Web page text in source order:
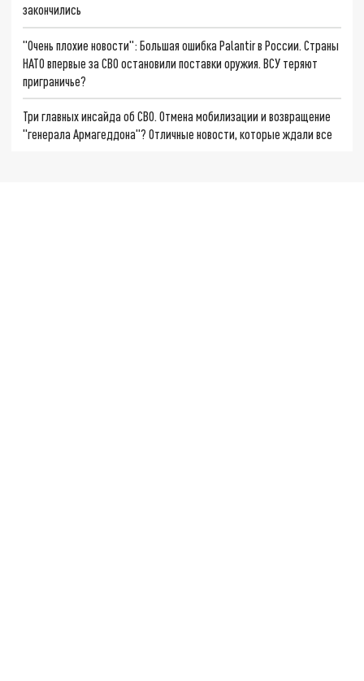
закончились
"Очень плохие новости": Большая ошибка Palantir в России. Страны
НАТО впервые за СВО остановили поставки оружия. ВСУ теряют
приграничье?
Три главных инсайда об СВО. Отмена мобилизации и возвращение
"генерала Армагеддона"? Отличные новости, которые ждали все